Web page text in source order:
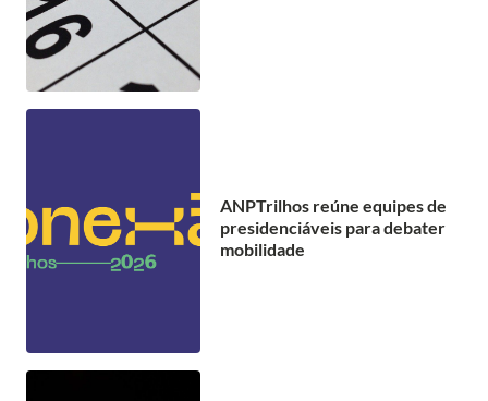
ANPTrilhos reúne equipes de
presidenciáveis para debater
mobilidade